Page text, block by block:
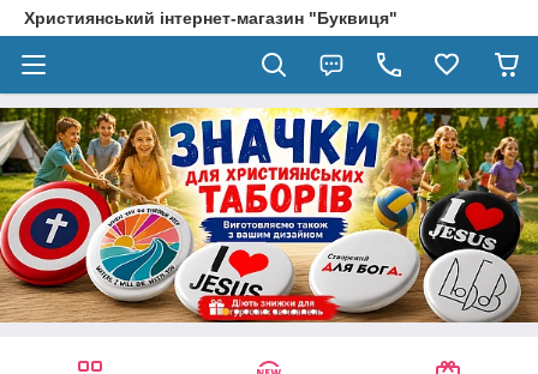
Християнський інтернет-магазин "Буквиця"